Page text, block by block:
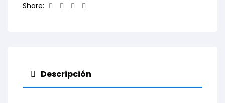
Share: Facebook
TwitterLinkedin
Descripción